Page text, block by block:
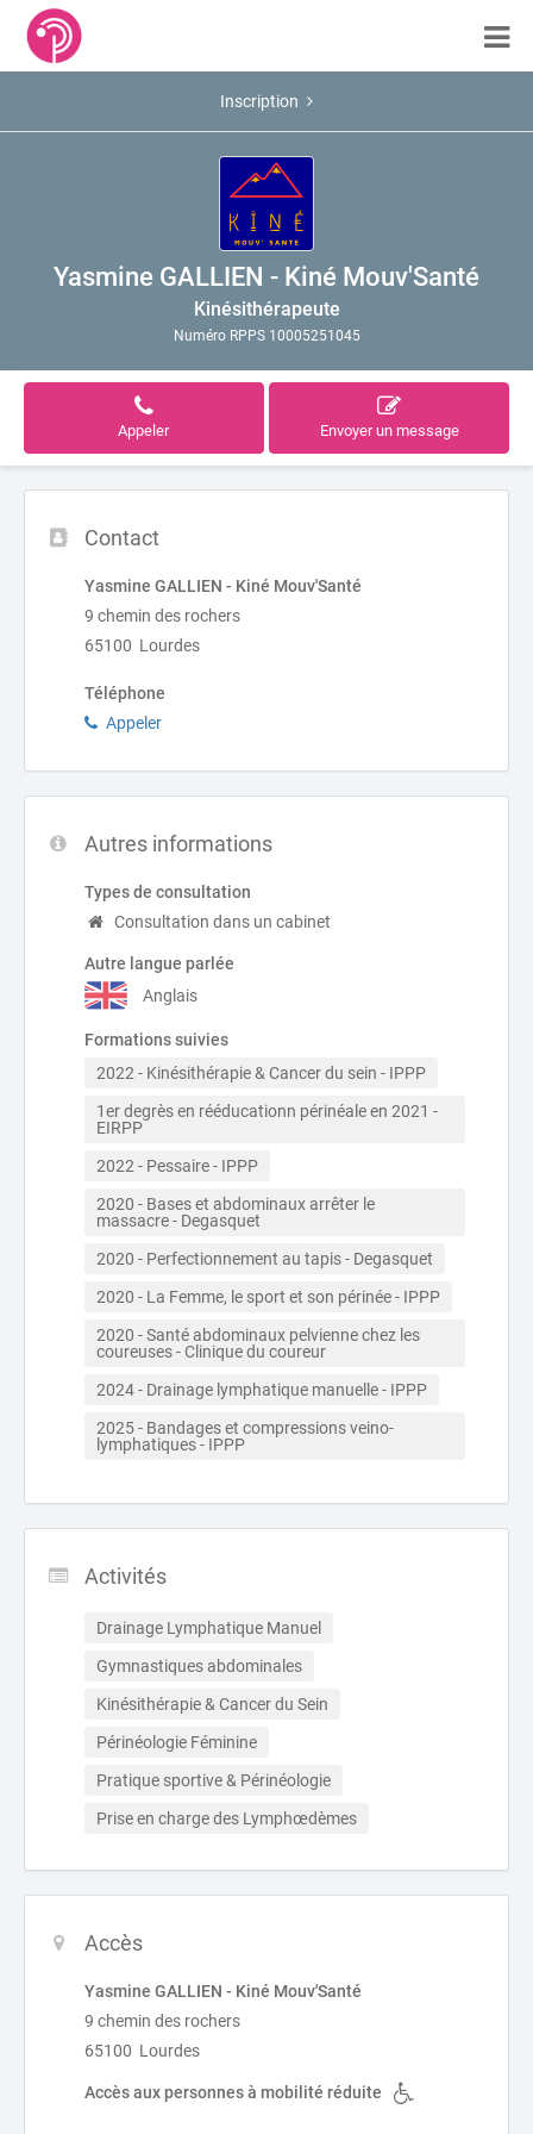
Inscription
Yasmine GALLIEN - Kiné Mouv'Santé
Kinésithérapeute
Numéro RPPS 10005251045
Appeler Envoyer un message
Contact
Yasmine GALLIEN - Kiné Mouv'Santé
9 chemin des rochers
65100 Lourdes
Téléphone
Appeler
Autres informations
Types de consultation
Consultation dans un cabinet
Autre langue parlée
Anglais
Formations suivies
2022 - Kinésithérapie & Cancer du sein - IPPP
1er degrès en rééducationn périnéale en 2021 -
EIRPP
2022 - Pessaire - IPPP
2020 - Bases et abdominaux arrêter le
massacre - Degasquet
2020 - Perfectionnement au tapis - Degasquet
2020 - La Femme, le sport et son périnée - IPPP
2020 - Santé abdominaux pelvienne chez les
coureuses - Clinique du coureur
2024 - Drainage lymphatique manuelle - IPPP
2025 - Bandages et compressions veino-
lymphatiques - IPPP
Activités
Drainage Lymphatique Manuel
Gymnastiques abdominales
Kinésithérapie & Cancer du Sein
Périnéologie Féminine
Pratique sportive & Périnéologie
Prise en charge des Lymphœdèmes
Accès
Yasmine GALLIEN - Kiné Mouv'Santé
9 chemin des rochers
65100 Lourdes
Accès aux personnes à mobilité réduite